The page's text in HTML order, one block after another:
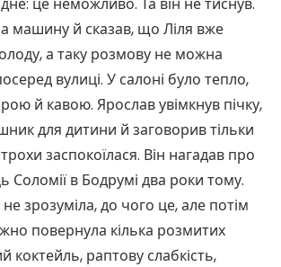
машину й сказав, що Ліля вже
а таку розмову не можна
вулиці. У салоні було тепло,
й кавою. Ярослав увімкнув пічку,
для дитини й заговорив тільки
заспокоїлася. Він нагадав про
Соломії в Бодрумі два роки тому.
зрозуміла, до чого це, але потім
повернула кілька розмитих
коктейль, раптову слабкість,